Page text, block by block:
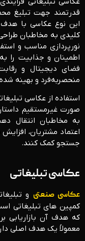
قدرتمند جهت تبلیغ
این نوع عکاسی با هدف
کلیدی به مخاطبان
نورپردازی مناسب و
اطمینان و جذابیت را
فضای دیجیتال و
منحصربه‌فرد و بهینه
استفاده از عکاسی
صورت غیرمستقیم
به مخاطبان انتقال
اعتماد مشتریان،
جستجو کمک کنند.
عکاسی تبلیغاتی
عکاسی صنعتیو
کمپین های تبلیغاتی
که هدف آن بازاریابی
معمولاً یک هدف اصلی